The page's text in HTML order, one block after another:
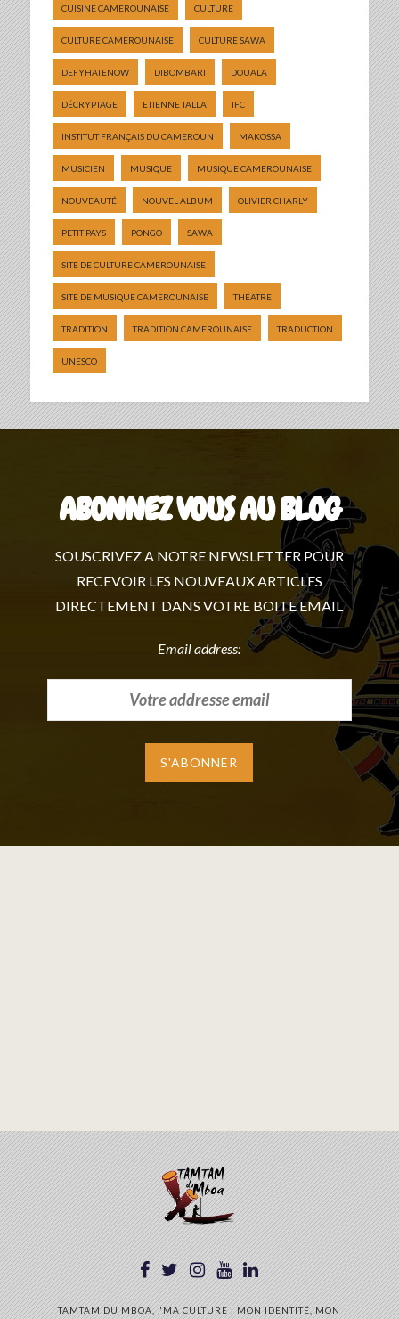
CUISINE CAMEROUNAISE CULTURE
CULTURE CAMEROUNAISE CULTURE SAWA
DEFYHATENOW DIBOMBARI DOUALA
DÉCRYPTAGE ETIENNE TALLA IFC
INSTITUT FRANÇAIS DU CAMEROUN MAKOSSA
MUSICIEN MUSIQUE MUSIQUE CAMEROUNAISE
NOUVEAUTÉ NOUVEL ALBUM OLIVIER CHARLY
PETIT PAYS PONGO SAWA
SITE DE CULTURE CAMEROUNAISE
SITE DE MUSIQUE CAMEROUNAISE THÉATRE
TRADITION TRADITION CAMEROUNAISE TRADUCTION
UNESCO
ABONNEZ VOUS AU BLOG
SOUSCRIVEZ A NOTRE NEWSLETTER POUR
RECEVOIR LES NOUVEAUX ARTICLES
DIRECTEMENT DANS VOTRE BOITE EMAIL
Email address:
TAMTAM DU MBOA, "MA CULTURE : MON IDENTITÉ, MON